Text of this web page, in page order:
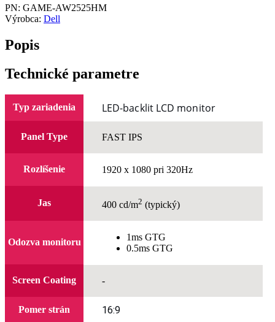
PN: GAME-AW2525HM
Výrobca: Dell
Popis
Technické parametre
Typ zariadenia LED-backlit LCD monitor
Panel Type FAST IPS
Rozlíšenie 1920 x 1080 pri 320Hz
Jas 400 cd/m2 (typický)
Odozva monitoru
1ms GTG
0.5ms GTG
Screen Coating -
Pomer strán 16:9